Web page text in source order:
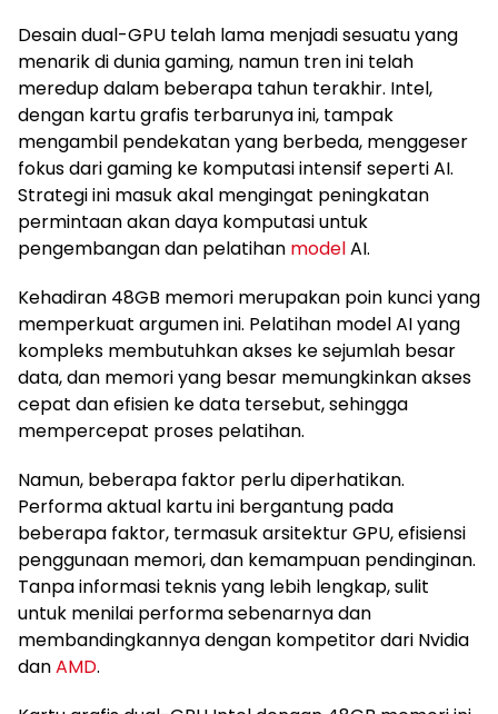
Desain dual-GPU telah lama menjadi sesuatu yang
menarik di dunia gaming, namun tren ini telah
meredup dalam beberapa tahun terakhir. Intel,
dengan kartu grafis terbarunya ini, tampak
mengambil pendekatan yang berbeda, menggeser
fokus dari gaming ke komputasi intensif seperti AI.
Strategi ini masuk akal mengingat peningkatan
permintaan akan daya komputasi untuk
pengembangan dan pelatihan modelAI.
Kehadiran 48GB memori merupakan poin kunci yang
memperkuat argumen ini. Pelatihan model AI yang
kompleks membutuhkan akses ke sejumlah besar
data, dan memori yang besar memungkinkan akses
cepat dan efisien ke data tersebut, sehingga
mempercepat proses pelatihan.
Namun, beberapa faktor perlu diperhatikan.
Performa aktual kartu ini bergantung pada
beberapa faktor, termasuk arsitektur GPU, efisiensi
penggunaan memori, dan kemampuan pendinginan.
Tanpa informasi teknis yang lebih lengkap, sulit
untuk menilai performa sebenarnya dan
membandingkannya dengan kompetitor dari Nvidia
danAMD.